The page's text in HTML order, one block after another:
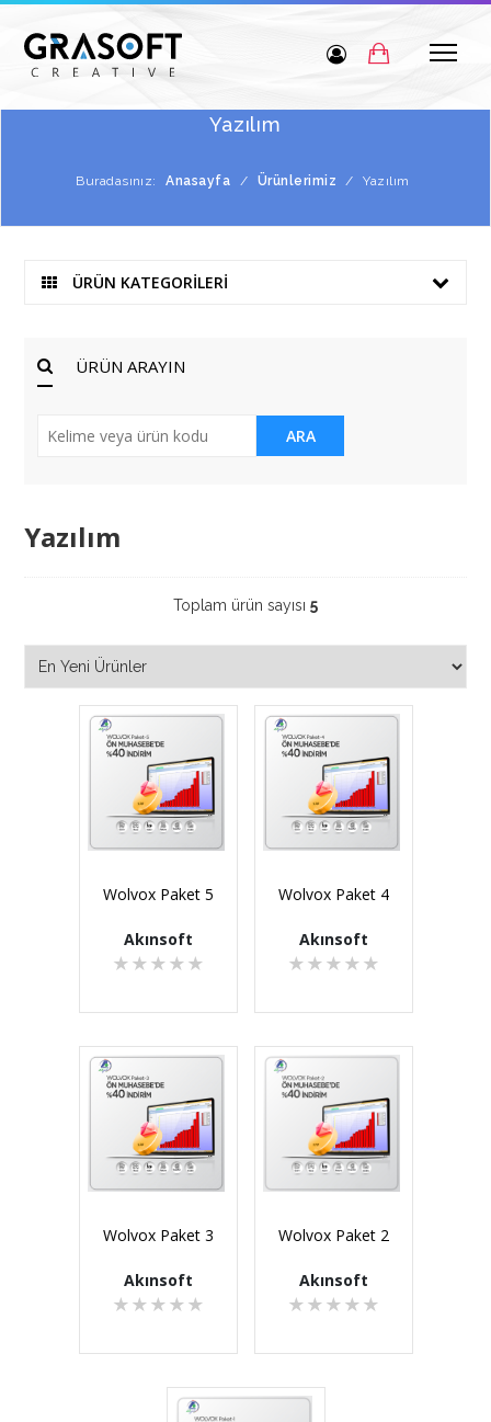
Yazılım
Buradasınız: Anasayfa / Ürünlerimiz / Yazılım
ÜRÜN KATEGORİLERİ
ÜRÜN ARAYIN
ARA
Yazılım
Toplam ürün sayısı 5
Wolvox Paket 5
Akınsoft
★ ★ ★ ★ ★
Wolvox Paket 4
Akınsoft
★ ★ ★ ★ ★
Wolvox Paket 3
Akınsoft
★ ★ ★ ★ ★
Wolvox Paket 2
Akınsoft
★ ★ ★ ★ ★